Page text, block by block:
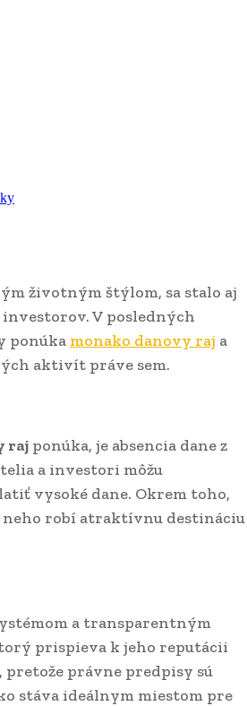
životným štýlom, sa stalo aj
V posledných
ponúka monako danovy raj a
aktivít práve sem.
raj ponúka, je absencia dane z
a investori môžu
vysoké dane. Okrem toho,
neho robí atraktívnu destináciu
a transparentným
prispieva k jeho reputácii
pretože právne predpisy sú
stáva ideálnym miestom pre